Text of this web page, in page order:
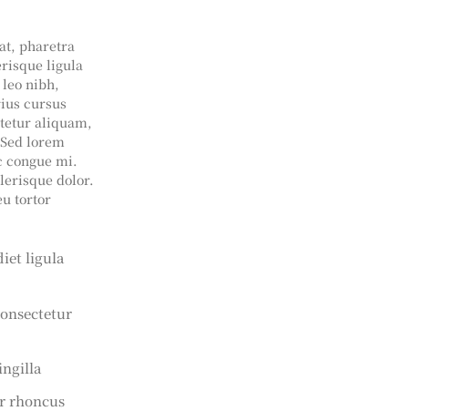
pharetra
ligula
nibh,
cursus
aliquam,
lorem
mi.
dolor.
tortor
ligula
rhoncus